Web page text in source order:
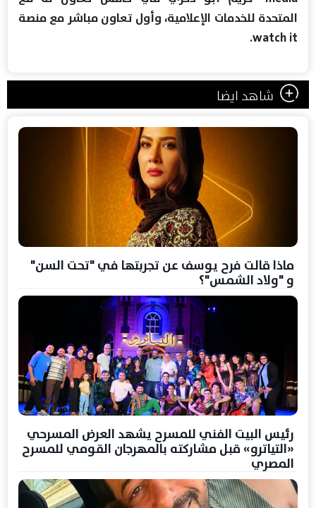
المتحدة للخدمات الإعلامية، ‏‏وأول تعاون مباشر مع منصة
شاهد ايضا
ماذا قالت فرح يوسف عن تجربتها في "تحت السن"
و "ولاد الشمس"؟
رئيس البيت الفني للمسرح يشهد العرض المسرحي
«التياترو» قبل مشاركته بالمهرجان القومي للمسرح
المصري